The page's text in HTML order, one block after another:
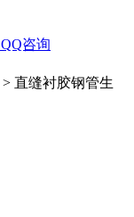
QQ咨询
> 直缝衬胶钢管生